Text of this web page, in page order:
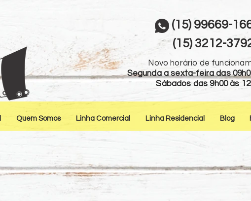
Novo horário de
Segunda a sexta-feira das
Sábados das 9h00 às
Quem Somos Linha Comercial Linha Residencial Blog
(15) 99669-
(15) 3212-